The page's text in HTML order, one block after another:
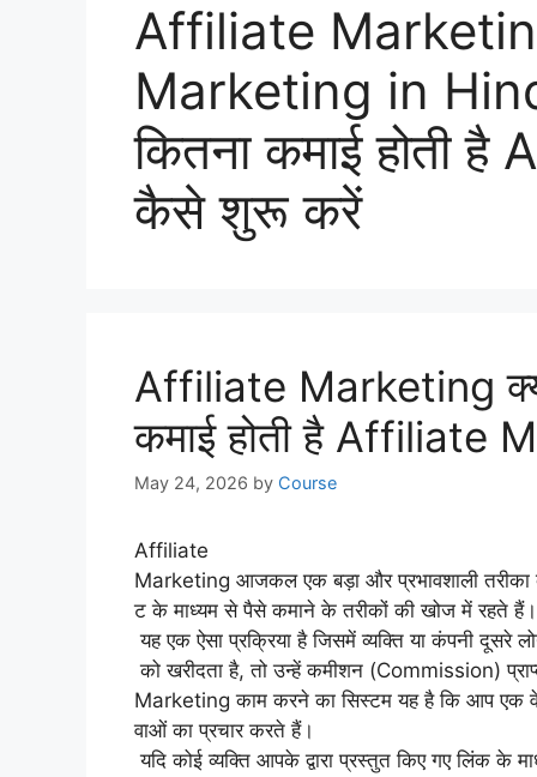
Affiliate
Marketing in
कितना कमाई होती
कैसे शुरू करें
Affiliate Marketing
कमाई होती है Affiliate
May 24, 2026 by Course
Affiliate
Marketing आजकल एक बड़ा और प्रभावशाली
ट के माध्यम से पैसे कमाने के तरीकों की खोज में रहते हैं।
यह एक ऐसा प्रक्रिया है जिसमें व्यक्ति या कंपनी दूसरे
को खरीदता है, तो उन्हें कमीशन (Commission)
Marketing काम करने का सिस्टम यह है कि आप एक
वाओं का प्रचार करते हैं।
यदि कोई व्यक्ति आपके द्वारा प्रस्तुत किए गए लिंक के